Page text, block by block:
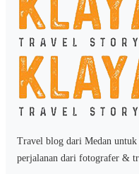
Travel blog dari Medan
perjalanan dari fotografer &